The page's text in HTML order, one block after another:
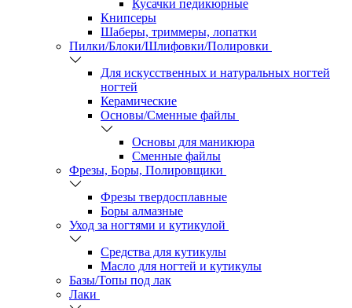
Кусачки педикюрные
Книпсеры
Шаберы, триммеры, лопатки
Пилки/Блоки/Шлифовки/Полировки
Для искусственных и натуральных ногтей
ногтей
Керамические
Основы/Сменные файлы
Основы для маникюра
Сменные файлы
Фрезы, Боры, Полировщики
Фрезы твердосплавные
Боры алмазные
Уход за ногтями и кутикулой
Средства для кутикулы
Масло для ногтей и кутикулы
Базы/Топы под лак
Лаки